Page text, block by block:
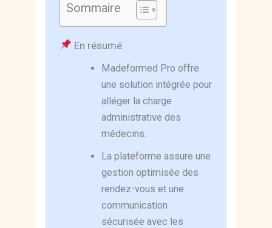
Sommaire
En résumé
Madeformed Pro offre
une solution intégrée pour
alléger la charge
administrative des
médecins.
La plateforme assure une
gestion optimisée des
rendez-vous et une
communication
sécurisée avec les